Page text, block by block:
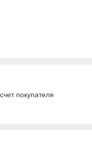
покупателя